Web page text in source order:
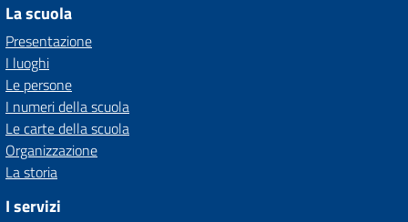
La scuola
Presentazione
I luoghi
Le persone
I numeri della scuola
Le carte della scuola
Organizzazione
La storia
I servizi